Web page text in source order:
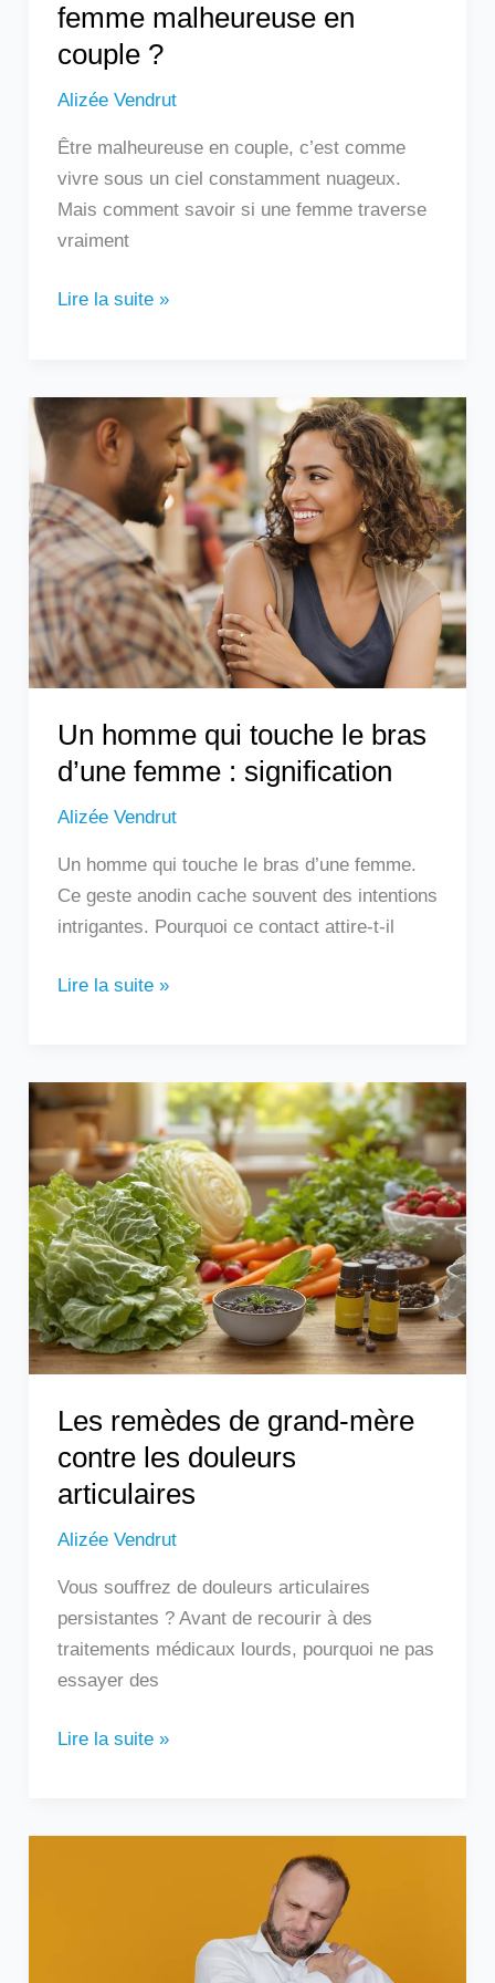
femme malheureuse en
couple ?
Alizée Vendrut
Être malheureuse en couple, c’est comme
vivre sous un ciel constamment nuageux.
Mais comment savoir si une femme traverse
vraiment
Lire la suite »
Un homme qui touche le bras
d’une femme : signification
Alizée Vendrut
Un homme qui touche le bras d’une femme.
Ce geste anodin cache souvent des intentions
intrigantes. Pourquoi ce contact attire-t-il
Un
homme
touche
le
bras
d’une
femme
:
signification
Lire la suite »
Les remèdes de grand-mère
contre les douleurs
articulaires
Alizée Vendrut
Vous souffrez de douleurs articulaires
persistantes ? Avant de recourir à des
traitements médicaux lourds, pourquoi ne pas
essayer des
Les
remèdes
de
grand-
mère
contre
les
douleurs
articulaires
Lire la suite »